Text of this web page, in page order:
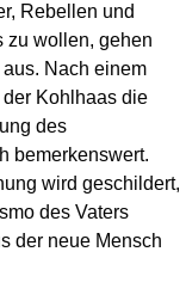
Rebellen und
zu wollen, gehen
Nach einem
Kohlhaas die
des
bemerkenswert.
wird geschildert,
des Vaters
der neue Mensch